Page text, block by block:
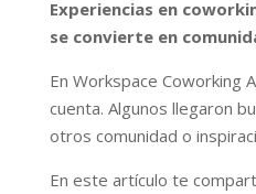
Experiencias en
se convierte en
En Workspace Coworking
cuenta. Algunos llegaron
otros comunidad o
En este artículo te